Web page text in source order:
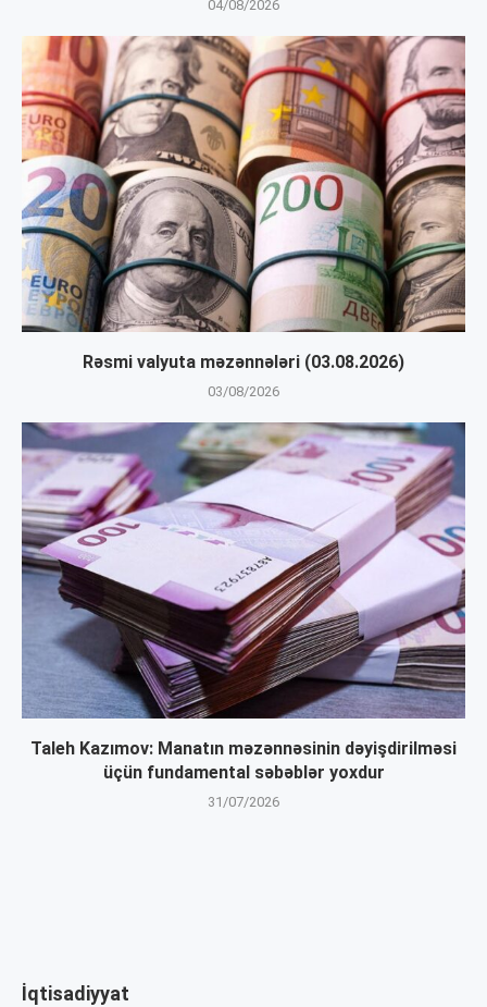
04/08/2026
Rəsmi valyuta məzənnələri (03.08.2026)
03/08/2026
Taleh Kazımov: Manatın məzənnəsinin dəyişdirilməsi
üçün fundamental səbəblər yoxdur
31/07/2026
İqtisadiyyat